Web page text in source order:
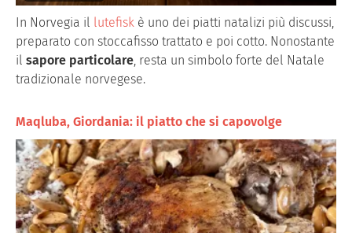
In Norvegia il lutefisk è uno dei piatti natalizi più discussi,
preparato con stoccafisso trattato e poi cotto. Nonostante
il sapore particolare , resta un simbolo forte del Natale
tradizionale norvegese.
Maqluba, Giordania: il piatto che si capovolge